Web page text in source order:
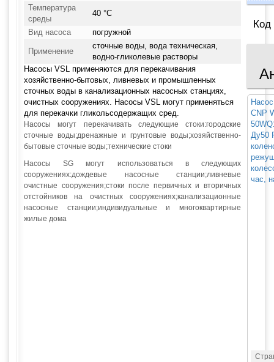
Температура
среды
40 °С
Вид насоса погружной
Применение
сточные воды, вода техническая,
водно-гликолевые растворы
Насосы VSL применяются для перекачивания
хозяйственно-бытовых, ливневых и промышленных
сточных воды в канализационных насосных станциях,
очистных сооружениях. Насосы VSL могут применяться
для перекачки гликольсодержащих сред.
Насосы могут перекачивать следующие стоки:городские
сточные воды;дренажные и грунтовые воды;хозяйственно-
бытовые сточные воды;технические стоки
Насосы SG могут использоваться в следующих
сооружениях:дождевые насосные станции;ливневые
очистные сооружения;стоки после первичных и вторичных
отстойников на очистных сооружениях;канализационные
насосные станции;индивидуальные и многоквартирные
жилые дома
CNP
Ду50
час,